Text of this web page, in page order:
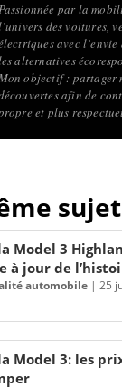
par la
des voitures,
avec
alternatives
objectif : partager
afin de
et plus
sujet
Model 3
à jour de
automobile | 25
Model 3: les